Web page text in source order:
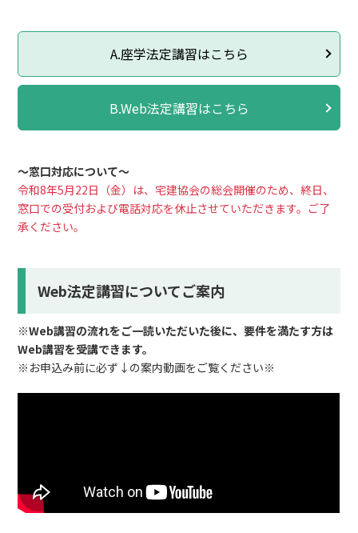
A.座学法定講習はこちら
B.Web法定講習はこちら
〜窓口対応について〜
令和8年5月22日（金）は、宅建協会の総会開催のため、終日、
窓口での受付および電話対応を休止させていただきます。ご了
承ください。
Web法定講習についてご案内
※Web講習の流れをご一読いただいた後に、要件を満たす方は
Web講習を受講できます。
※お申込み前に必ず↓の案内動画をご覧ください※